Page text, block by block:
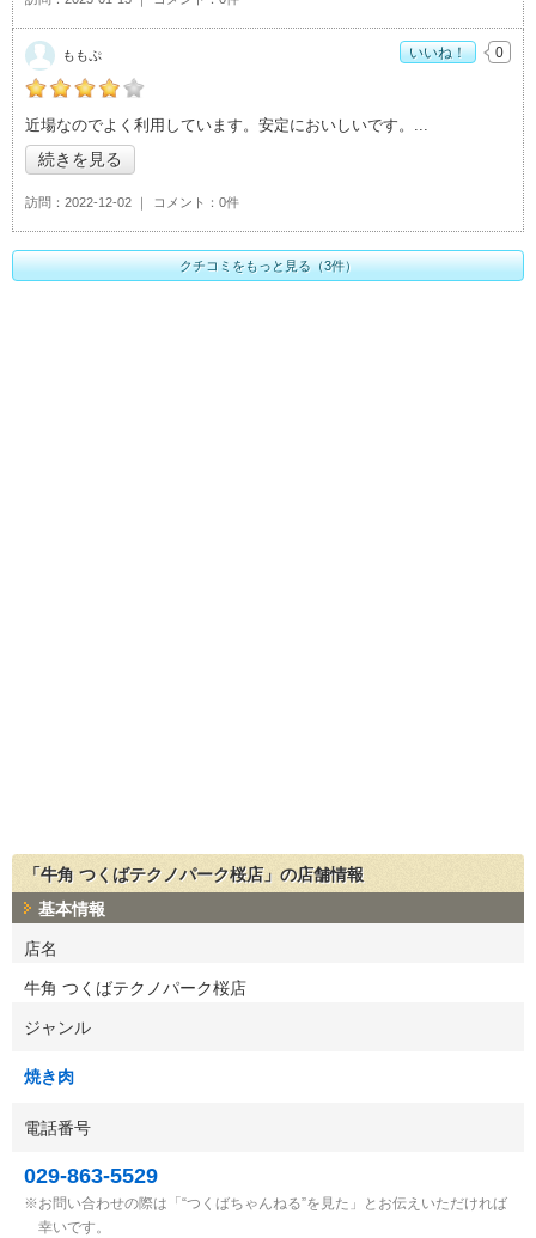
の「牛角 つくばテクノパーク桜店」おすすめ度：
近場なのでよく利用しています。安定においしいです。
続きを見る
訪問 2022-12-02 コメント 0件
ももぷ いいね！ 0
クチコミをもっと見る（3件）
「牛角 つくばテクノパーク桜店」の店舗情報
基本情報
店名
牛角 つくばテクノパーク桜店
ジャンル
焼き肉
電話番号
029-863-5529
お問い合わせの際は「“つくばちゃんねる”を見た」とお伝えいただければ
幸いです。